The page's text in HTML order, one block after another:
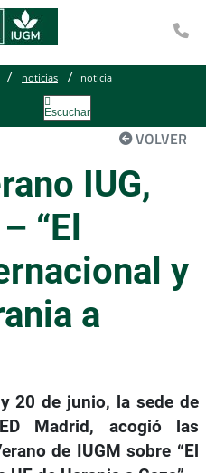
noticias noticia
Escuchar
VOLVER
IUG,
“El
y
a
20 de junio, la sede de
Madrid, acogió las
de IUGM sobre “El